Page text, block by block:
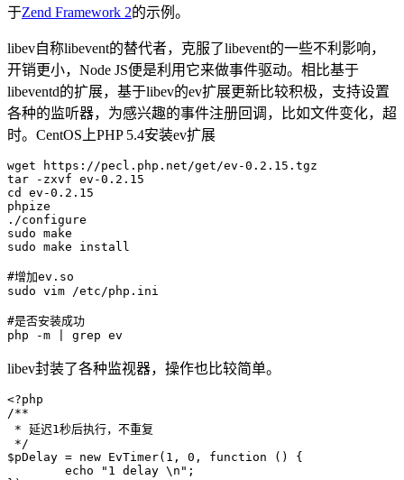
于Zend Framework 2的示例。
libev自称libevent的替代者，克服了libevent的一些不利影响，
开销更小，Node JS便是利用它来做事件驱动。相比基于
libeventd的扩展，基于libev的ev扩展更新比较积极，支持设置
各种的监听器，为感兴趣的事件注册回调，比如文件变化，超
时。CentOS上PHP 5.4安装ev扩展
wget https://pecl.php.net/get/ev-0.2.15.tgz
tar -zxvf ev-0.2.15
cd ev-0.2.15
phpize
./configure
sudo make
sudo make install
#增加ev.so
sudo vim /etc/php.ini
#是否安装成功
libev封装了各种监视器，操作也比较简单。
<?php
/**
* 延迟1秒后执行，不重复
*/
$pDelay = new EvTimer(1, 0, function () {